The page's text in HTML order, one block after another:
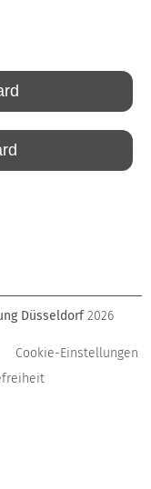
Düsseldorf 2026
Cookie-Einstellungen